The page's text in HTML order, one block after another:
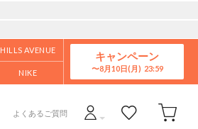
HILLS AVENUE
NIKE
キャンペーン
8月10日(月)
よくあるご質問